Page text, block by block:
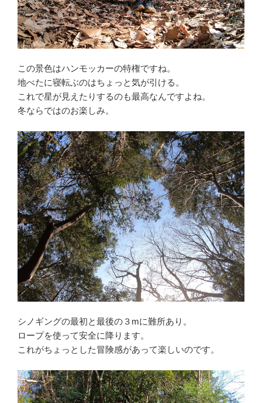
この景色はハンモッカーの特権ですね。
地べたに寝転ぶのはちょっと気が引ける。
これで星が見えたりするのも最高なんですよね。
冬ならではのお楽しみ。
シノギングの最初と最後の３mに難所あり。
ロープを使って安全に降ります。
これがちょっとした冒険感があって楽しいのです。